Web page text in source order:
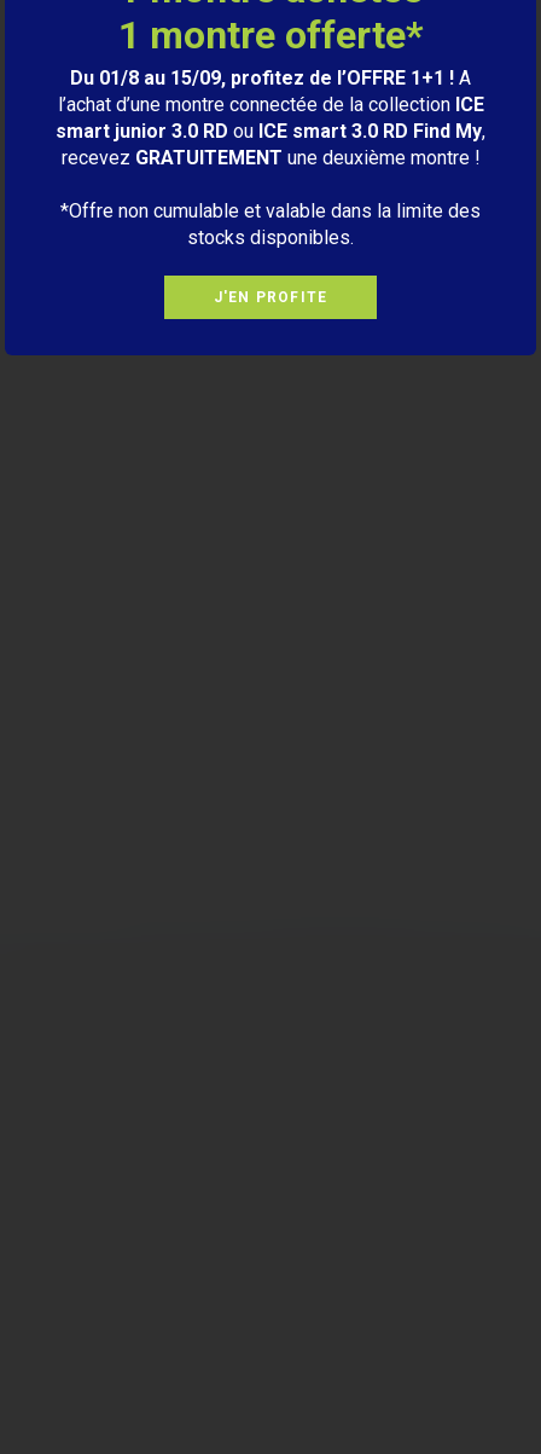
1 montre offerte*
Du 01/8 au 15/09, profitez de l’OFFRE 1+1 ! A
l’achat d’une montre connectée de la collection ICE
smart junior 3.0 RD ou ICE smart 3.0 RD Find My,
recevez GRATUITEMENT une deuxième montre !
*Offre non cumulable et valable dans la limite des
stocks disponibles.
J'EN PROFITE